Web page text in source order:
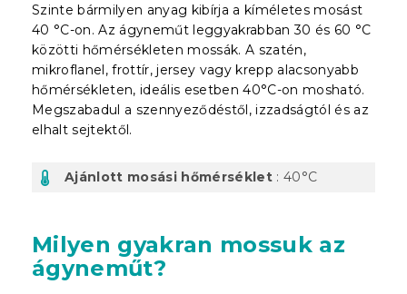
Szinte bármilyen anyag kibírja a kíméletes mosást
40 °C-on. Az ágyneműt leggyakrabban 30 és 60 °C
közötti hőmérsékleten mossák. A szatén,
mikroflanel, frottír, jersey vagy krepp alacsonyabb
hőmérsékleten, ideális esetben 40°C-on mosható.
Megszabadul a szennyeződéstől, izzadságtól és az
elhalt sejtektől.
Ajánlott mosási hőmérséklet : 40°C
Milyen gyakran mossuk az
ágyneműt?